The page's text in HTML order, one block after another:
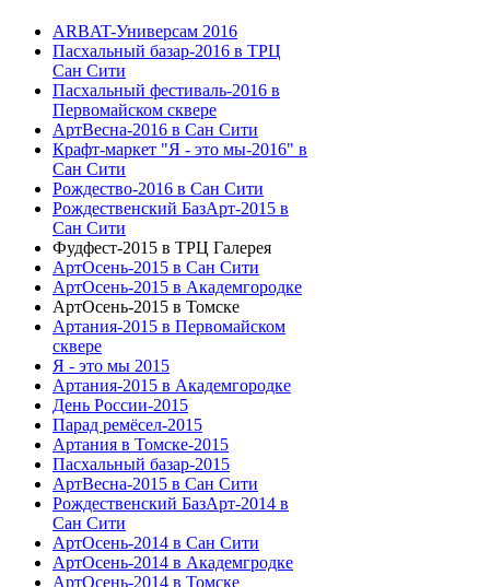
ARBAT-Универсам 2016
Пасхальный базар-2016 в ТРЦ
Сан Сити
Пасхальный фестиваль-2016 в
Первомайском сквере
АртВесна-2016 в Сан Сити
Крафт-маркет "Я - это мы-2016" в
Сан Сити
Рождество-2016 в Сан Сити
Рождественский БазАрт-2015 в
Сан Сити
Фудфест-2015 в ТРЦ Галерея
АртОсень-2015 в Сан Сити
АртОсень-2015 в Академгородке
АртОсень-2015 в Томске
Артания-2015 в Первомайском
сквере
Я - это мы 2015
Артания-2015 в Академгородке
День России-2015
Парад ремёсел-2015
Артания в Томске-2015
Пасхальный базар-2015
АртВесна-2015 в Сан Сити
Рождественский БазАрт-2014 в
Сан Сити
АртОсень-2014 в Сан Сити
АртОсень-2014 в Академгродке
АртОсень-2014 в Томске